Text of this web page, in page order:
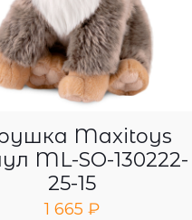
Maxitoys
ML-SO-130222-
25-15
1 665 ₽